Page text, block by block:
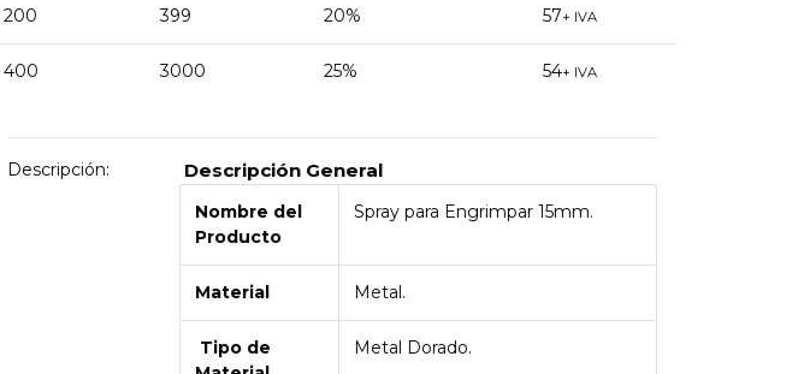
200 399 20% 57+ IVA
400 3000 25% 54+ IVA
Descripción: Descripción General
Nombre del
Producto
Spray para Engrimpar 15mm.
Material Metal.
Tipo de
Metal Dorado.